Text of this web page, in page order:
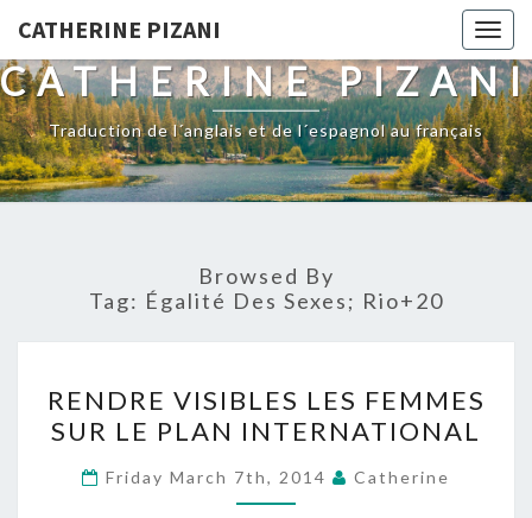
CATHERINE PIZANI
CATHERINE PIZANI
Traduction de l´anglais et de l´espagnol au français
Browsed By
Tag: Égalité Des Sexes; Rio+20
VISIBLES
LES
FEMMES
SUR
RENDRE VISIBLES LES FEMMES
SUR LE PLAN INTERNATIONAL
Friday March 7th, 2014 Catherine